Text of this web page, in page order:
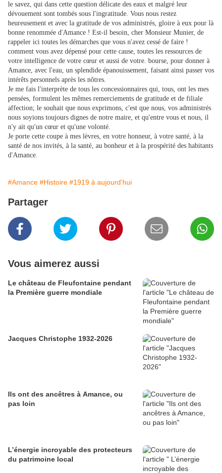
le savez, qui dans cette question délicate des eaux et malgré leur
dévouement sont tombés sous l'ingratitude. Vous nous restez
heureusement et avec la gratitude de vos administrés, gloire à eux pour là
bonne renommée d'Amance ! Est-il besoin, cher Monsieur Munier, de
rappeler ici toutes les démarches que vous n'avez cessé de faire !
comment vous avez dépensé pour cette cause, toutes les ressources de
votre intelligence de votre cœur et aussi de votre. bourse, pour donner à
Amance, avec l'eau, un splendide épanouissement, faisant ainsi passer vos
intérêts personnels après les nôtres.
Je me fais l'interprète de tous les concessionnaires qui, tous, ont les mes
pensées, formulent les mêmes remerciements de gratitude et de filiale
affection; le souhait que nous exprimons, c'est que nous, vos administrés
nous soyions toujours dignes de notre maire, et qu'entre vous et nous, il
n'y ait qu'un cœur et qu'une volonté.
Je porte cette coupe à mes lèvres, en votre honneur, à votre santé, à la
santé de nos invités, à la santé, au bonheur et à la prospérité des habitants
d'Amance.
#Amance #Histoire #1919 à aujourd'hui
Partager
Vous aimerez aussi
Le château de Fleufontaine pendant
la Première guerre mondiale
Jacques Christophe 1932-2026
Ils ont des ancêtres à Amance, ou
pas loin
L’énergie incroyable des protecteurs
du patrimoine local